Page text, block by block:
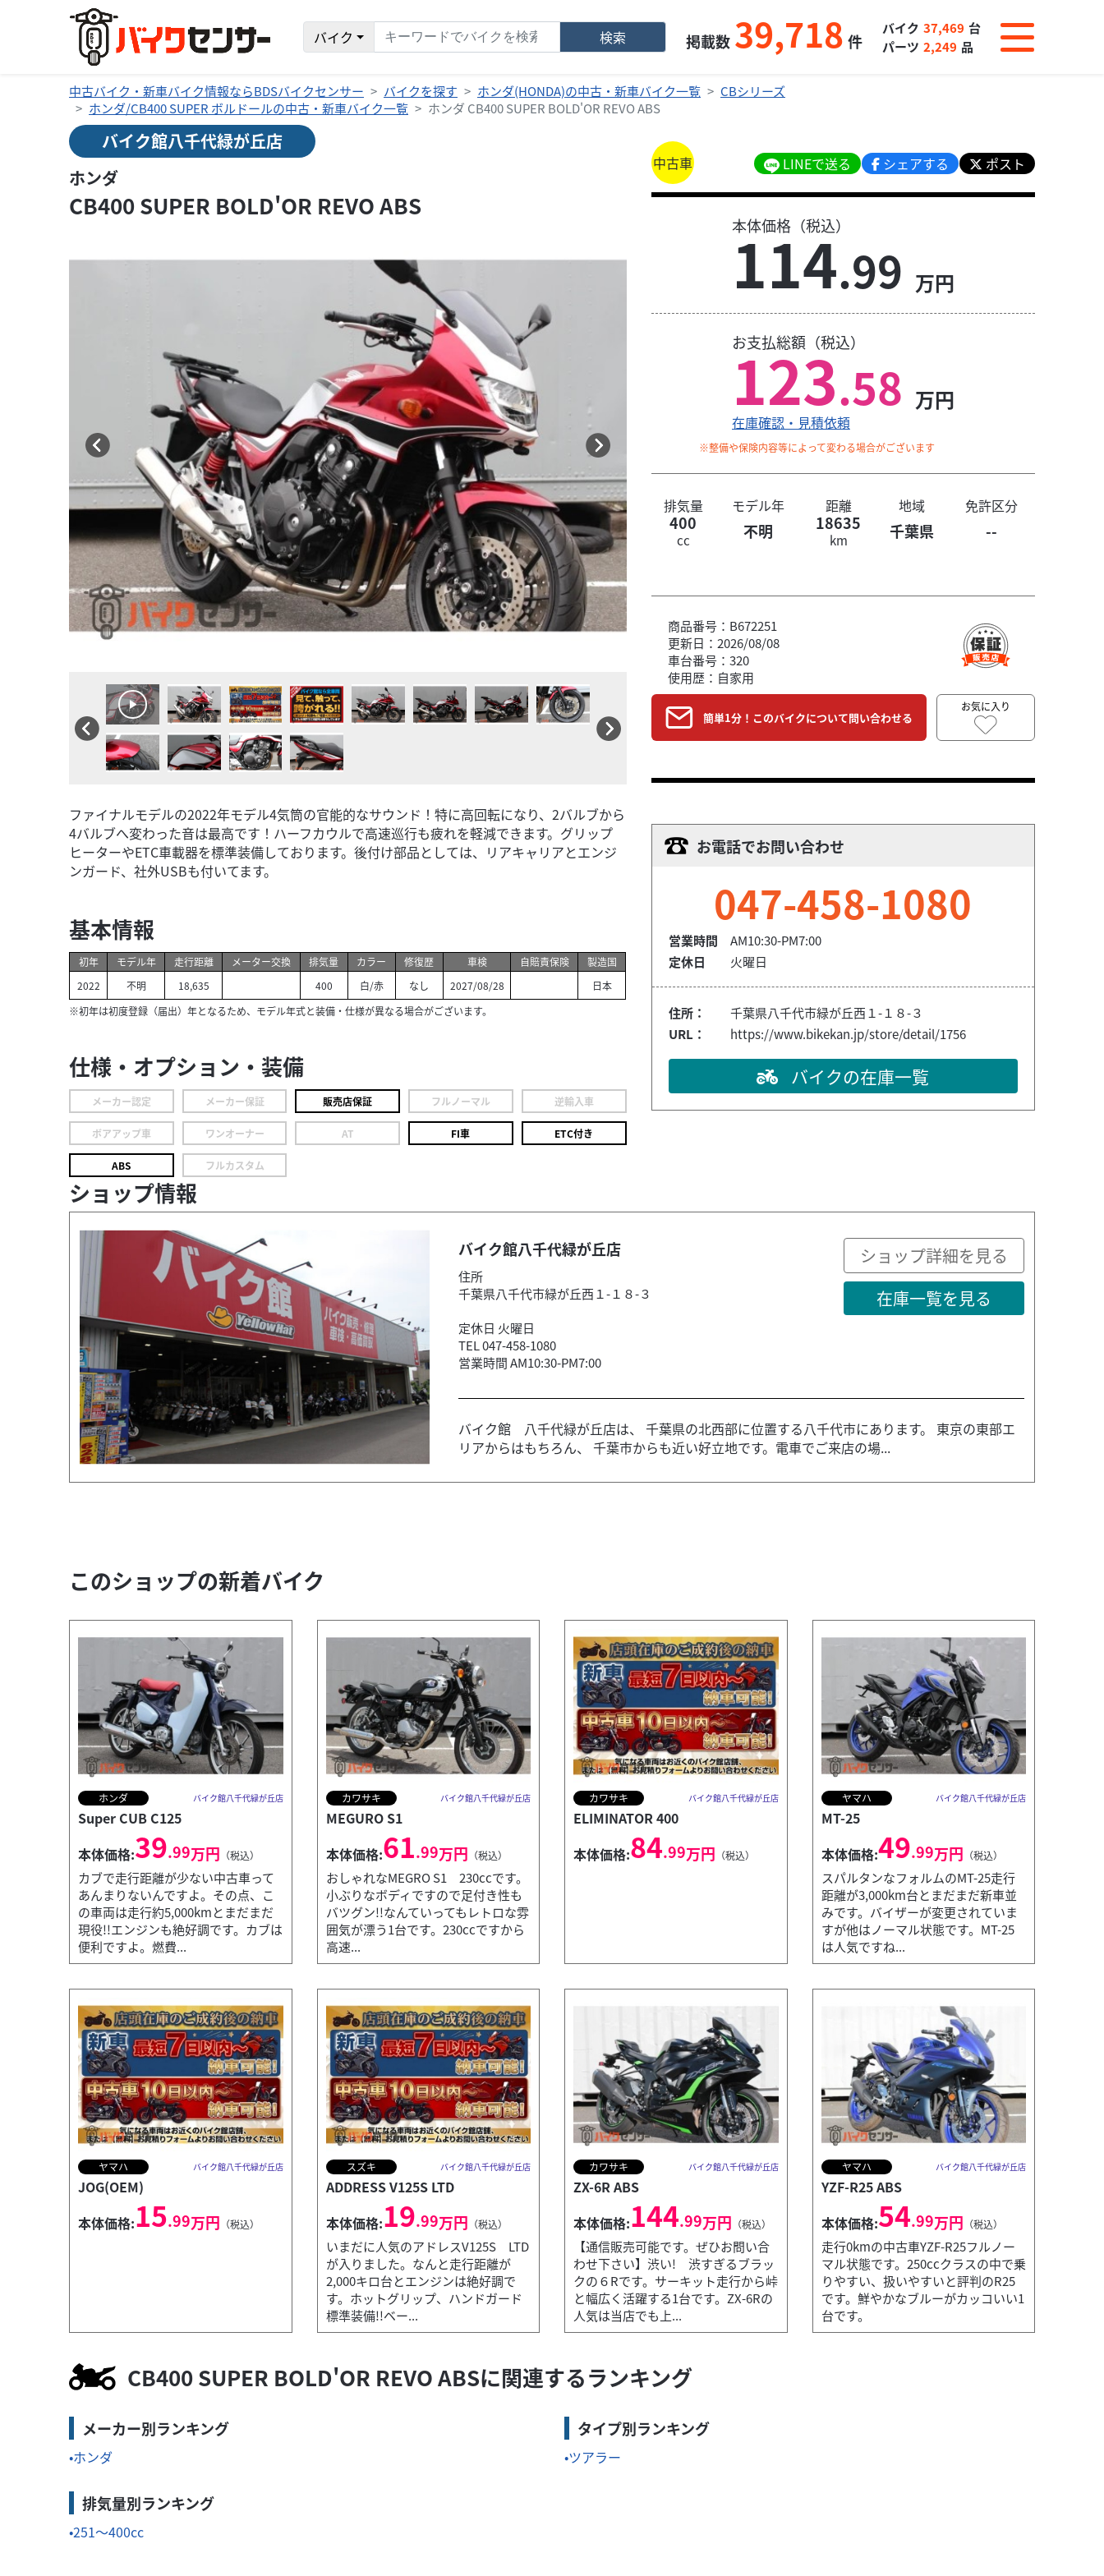
バイク 検索 掲載数 39,718 件
バイク 37,469 台
パーツ 2,249 品
中古バイク・新車バイク情報ならBDSバイクセンサー バイクを探す ホンダ(HONDA)の中古・新車バイク一覧
CBシリーズ
ホンダ/CB400 SUPER ボルドールの中古・新車バイク一覧
ホンダ CB400 SUPER BOLD'OR REVO ABS
バイク館八千代緑が丘店
ホンダ
CB400 SUPER BOLD'OR REVO ABS
ファイナルモデルの2022年モデル4気筒の官能的なサウンド！特に高回転になり、2バルブから
4バルブへ変わった音は最高です！ハーフカウルで高速巡行も疲れを軽減できます。グリップ
ヒーターやETC車載器を標準装備しております。後付け部品としては、リアキャリアとエンジ
ンガード、社外USBも付いてます。
基本情報
初年
2022
モデル年
不明
走行距離
18,635
メーター交換
排気量
400
カラー
白/赤
修復歴
なし
車検
2027/08/28
自賠責保険
製造国
日本
※初年は初度登録（届出）年となるため、モデル年式と装備・仕様が異なる場合がございます。
仕様・オプション・装備
メーカー認定 メーカー保証 販売店保証 フルノーマル 逆輸入車
ボアアップ車 ワンオーナー AT FI車 ETC付き
ABS フルカスタム
中古車 LINEで送る シェアする ポスト
本体価格（税込）
114.99 万円
お支払総額（税込）
123.58 万円
在庫確認・見積依頼
※整備や保険内容等によって変わる場合がございます
排気量 モデル年 距離 地域 免許区分
400
cc 不明 18635
km 千葉県 --
商品番号：B672251
更新日：2026/08/08
車台番号：320
使用歴：自家用
簡単1分！このバイクについて問い合わせる
お気に入り
お電話でお問い合わせ
047-458-1080
営業時間
AM10:30-PM7:00
定休日
火曜日
住所：
千葉県八千代市緑が丘西１-１８-３
URL：
https://www.bikekan.jp/store/detail/1756
バイクの在庫一覧
ショップ情報
バイク館八千代緑が丘店
住所
千葉県八千代市緑が丘西１-１８-３
定休日 火曜日
TEL 047-458-1080
営業時間 AM10:30-PM7:00
ショップ詳細を見る
在庫一覧を見る
バイク館 八千代緑が丘店は、 千葉県の北西部に位置する八千代市にあります。 東京の東部エ
リアからはもちろん、 千葉市からも近い好立地です。電車でご来店の場...
このショップの新着バイク
バイク館八千代緑が丘店 カワサキ バイク館八千代緑が丘店
本体価格:61.99万円（税込）
ホンダ バイク館八千代緑が丘店
Super CUB C125
本体価格:39.99万円 （税込）
カブで走行距離が少ない中古車って
あんまりないんですよ。その点、こ
の車両は走行約5,000kmとまだまだ
現役!!エンジンも絶好調です。カブは
便利ですよ。燃費...
カワサキ バイク館八千代緑が丘店
MEGURO S1
本体価格:61.99万円 （税込）
おしゃれなMEGRO S1 230ccです。
小ぶりなボディですので足付き性も
バツグン!!なんていってもレトロな雰
囲気が漂う1台です。230ccですから
高速...
カワサキ バイク館八千代緑が丘店
ELIMINATOR 400
本体価格:84.99万円 （税込）
ヤマハ バイク館八千代緑が丘店
MT-25
本体価格:49.99万円 （税込）
スパルタンなフォルムのMT-25走行
距離が3,000km台とまだまだ新車並
みです。バイザーが変更されていま
すが他はノーマル状態です。MT-25
は人気ですね...
ヤマハ バイク館八千代緑が丘店
JOG(OEM)
本体価格:15.99万円 （税込）
スズキ バイク館八千代緑が丘店
ADDRESS V125S LTD
本体価格:19.99万円 （税込）
いまだに人気のアドレスV125S LTD
が入りました。なんと走行距離が
2,000キロ台とエンジンは絶好調で
す。ホットグリップ、ハンドガード
標準装備!!ベー...
カワサキ バイク館八千代緑が丘店
ZX-6R ABS
本体価格:144.99万円 （税込）
【通信販売可能です。ぜひお問い合
わせ下さい】渋い! 渋すぎるブラッ
クの６Rです。サーキット走行から峠
と幅広く活躍する1台です。ZX-6Rの
人気は当店でも上...
ヤマハ バイク館八千代緑が丘店
YZF-R25 ABS
本体価格:54.99万円 （税込）
走行0kmの中古車YZF-R25フルノー
マル状態です。250ccクラスの中で乗
りやすい、扱いやすいと評判のR25
です。鮮やかなブルーがカッコいい1
台です。
CB400 SUPER BOLD'OR REVO ABSに関連するランキング
メーカー別ランキング
ホンダ
タイプ別ランキング
ツアラー
排気量別ランキング
251～400cc